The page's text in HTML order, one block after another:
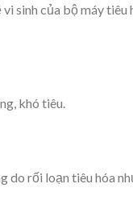
sinh của bộ máy tiêu
khó tiêu.
do rối loạn tiêu hóa